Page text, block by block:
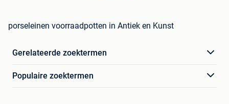
porseleinen voorraadpotten in Antiek en Kunst
Gerelateerde zoektermen
Populaire zoektermen